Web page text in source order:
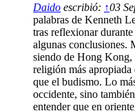
Daido escribió: ↑03
palabras de Kenneth
tras reflexionar
algunas conclusiones.
siendo de Hong Kong,
religión más
que el budismo. Lo
occidente, sino
entender que en